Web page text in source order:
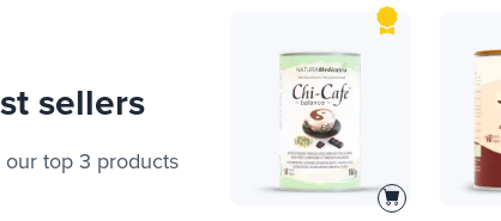
sellers
our top 3 products